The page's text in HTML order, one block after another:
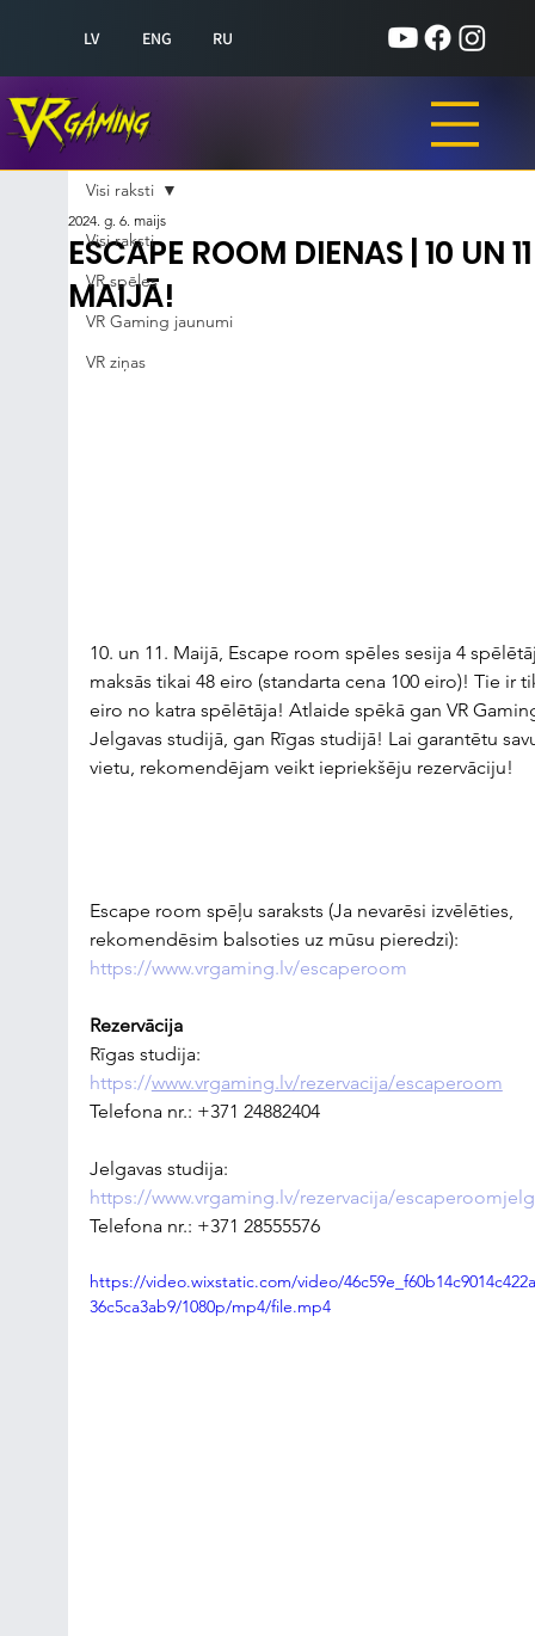
LV ENG RU
Visi raksti
VR spēles
VR Gaming jaunumi
VR ziņas
Visi raksti
ESCAPE ROOM DIENAS | 10 UN 11
MAIJĀ!
2024. g. 6. maijs
10. un 11. Maijā, Escape room spēles sesija 4
maksās tikai 48 eiro (standarta cena 100 eiro)! Tie ir
eiro no katra spēlētāja! Atlaide spēkā gan VR
Jelgavas studijā, gan Rīgas studijā! Lai garantētu
vietu, rekomendējam veikt iepriekšēju rezervāciju!
Escape room spēļu saraksts (Ja nevarēsi izvēlēties,
rekomendēsim balsoties uz mūsu pieredzi):
https://www.vrgaming.lv/escaperoom
Rezervācija
Rīgas studija:
https://www.vrgaming.lv/rezervacija/escaperoom
Telefona nr.: +371 24882404
Jelgavas studija:
https://www.vrgaming.lv/rezervacija/
Telefona nr.: +371 28555576
https://video.wixstatic.com/video/
36c5ca3ab9/1080p/mp4/file.mp4